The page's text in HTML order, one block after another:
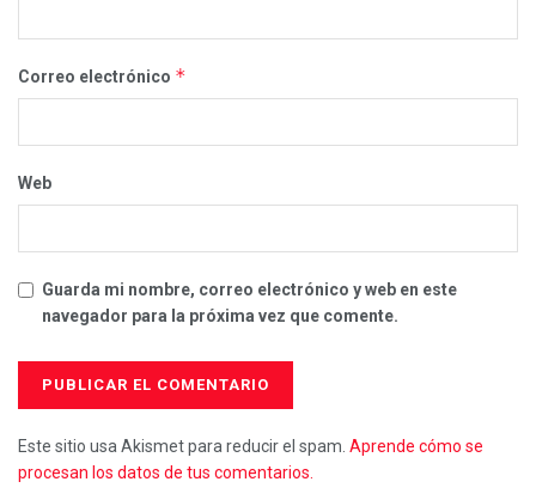
Correo electrónico *
Web
Guarda mi nombre, correo electrónico y web en este
navegador para la próxima vez que comente.
Este sitio usa Akismet para reducir el spam. Aprende cómo se
procesan los datos de tus comentarios.